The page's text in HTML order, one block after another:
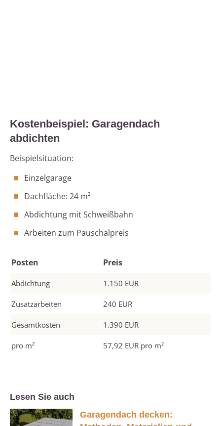
Kostenbeispiel: Garagendach
abdichten
Beispielsituation:
Einzelgarage
Dachfläche: 24 m²
Abdichtung mit Schweißbahn
Arbeiten zum Pauschalpreis
Posten Preis
Abdichtung 1.150 EUR
Zusatzarbeiten 240 EUR
Gesamtkosten 1.390 EUR
pro m² 57,92 EUR pro m²
Lesen Sie auch
Garagendach decken: